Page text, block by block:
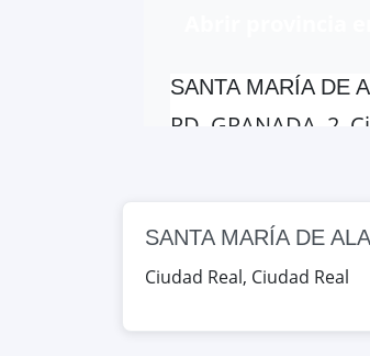
SANTA MARÍA DE
RD. GRANADA, 2,
SANTA MARÍA DE
Ciudad Real, Ciudad Real